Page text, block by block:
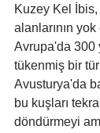
Kuzey Kel
alanlarının
Avrupa'da 300
tükenmiş bir
Avusturya'da
bu kuşları
döndürmeyi